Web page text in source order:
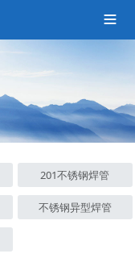

201不锈钢焊管
不锈钢异型焊管